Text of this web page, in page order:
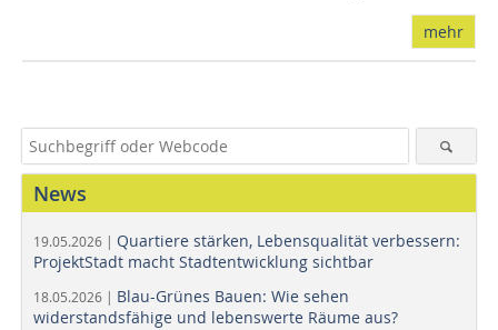
mehr
News
19.05.2026 | Quartiere stärken, Lebensqualität verbessern:
ProjektStadt macht Stadtentwicklung sichtbar
18.05.2026 | Blau-Grünes Bauen: Wie sehen
widerstandsfähige und lebenswerte Räume aus?